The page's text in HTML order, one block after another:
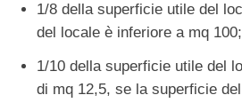
1/8 della superficie utile del
del locale è inferiore a mq 100;
1/10 della superficie utile del
di mq 12,5, se la superficie